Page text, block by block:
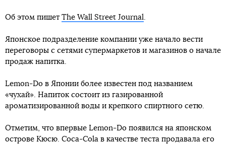
Об этом пишет The Wall Street Journal.
Японское подразделение компании уже начало вести
переговоры с сетями супермаркетов и магазинов о начале
продаж напитка.
Lemon-Do в Японии более известен под названием
«чухай». Напиток состоит из газированной
ароматизированной воды и крепкого спиртного сетю.
Отметим, что впервые Lemon-Do появился на японском
острове Кюсю. Coca-Cola в качестве теста продавала его